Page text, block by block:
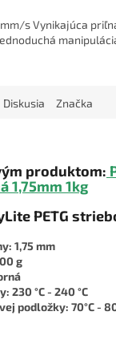
s Vynikajúca
Diskusia Značka
produktom:
1,75mm 1kg
PETG
1,75 mm
g
230 °C - 240 °C
podložky: 70°C -